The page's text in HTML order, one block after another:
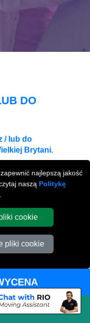
najlepszą jakość
naszą Politykę
cookie
pliki cookie
DO
/ lub do
Brytani.